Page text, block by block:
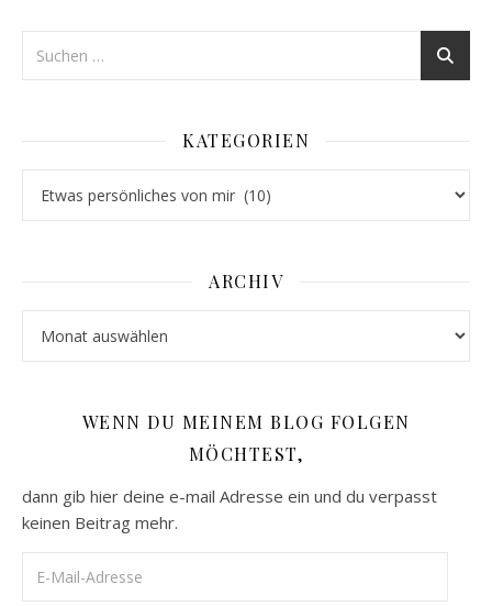
KATEGORIEN
ARCHIV
WENN DU MEINEM BLOG FOLGEN
MÖCHTEST,
dann gib hier deine e-mail Adresse ein und du verpasst
keinen Beitrag mehr.